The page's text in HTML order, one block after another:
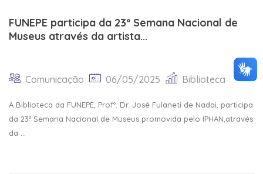
FUNEPE participa da 23º Semana Nacional de
Museus através da artista...
Comunicação 06/05/2025 Biblioteca
A Biblioteca da FUNEPE, Profº. Dr. José Fulaneti de Nadai, participa
da 23ª Semana Nacional de Museus promovida pelo IPHAN,através
da ...